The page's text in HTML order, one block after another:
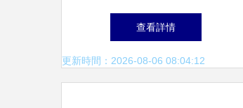
清圖解交通收費設備與系統程
序
查看詳情
更新時間：2026-08-06 08:04:12